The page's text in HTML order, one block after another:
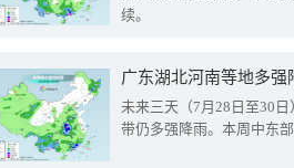
续。
广东湖北河南等地多
未来三天（7月28日至30
带仍多强降雨。本周中东